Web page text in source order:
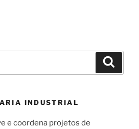
INDUSTRIAL
e coordena projetos de